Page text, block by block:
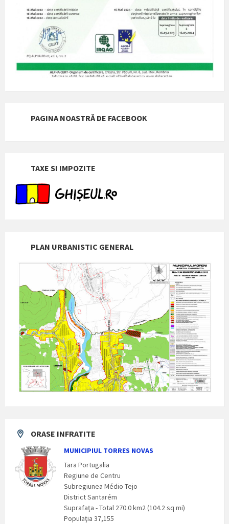
PAGINA NOASTRĂ DE FACEBOOK
TAXE SI IMPOZITE
PLAN URBANISTIC GENERAL
ORASE INFRATITE
MUNICIPIUL TORRES NOVAS
Tara Portugalia
Regiune de Centru
Subregiunea Médio Tejo
District Santarém
Suprafaţa - Total 270.0 km2 (104.2 sq mi)
Populaţia 37,155